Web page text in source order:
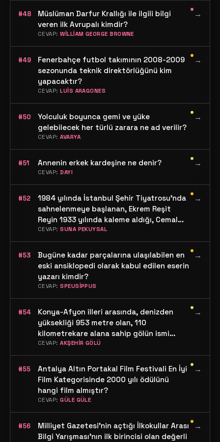
#48
Müslüman Darfur Krallığı ile ilgili bilgi
veren ilk Avrupalı kimdir?
CEVAP:WİLLİAM GEORGE BROWNE
•→
#49
Fenerbahçe futbol takımının 2008-2009
sezonunda teknik direktörlüğünü kim
yapacaktır?
CEVAP:LUİS ARAGONES
•→
#50
Yolculuk boyunca gemi ve yüke
gelebilecek her türlü zarara ne ad verilir?
CEVAP:AVARYA
•→
#51 Annenin erkek kardeşine ne denir?
CEVAP:DAYI
•→
#52
1984 yılında İstanbul Şehir Tiyatrosu'nda
sahnelenmeye başlanan, Ekrem Reşit
Reyin 1933 yılında kaleme aldığı, Cemal
Reşit Reyin bestelerini yaptığı ve Haldun
Dormenin sahneye Koyduğu "Lüküs
Hayat" operetindeki rolünü Zihni Göktay
ile birlikte 14 yıl süreyle aralıksız oynayan
24 Ekim 1933 doğumlu değerli
sanatçımızın bilinen adı nedir?
CEVAP:SUNA PEKUYSAL
•→
#53
Bugüne kadar parçalarına ulaşılabilen en
eski ansiklopedi olarak kabul edilen eserin
yazarı kimdir?
CEVAP:SPEUSİPPUS
•→
#54
Konya-Afyon illeri arasında, denizden
yüksekliği 953 metre olan, 110
kilometrekare alana sahip gölün ismi
nedir?
CEVAP:AKŞEHİR GÖLÜ
•→
#55
Antalya Altın Portakal Film Festivali En İyi
Film Kategorisinde 2000 yılı ödülünü
hangi film almıştır?
CEVAP:GÜLE GÜLE
•→
#56
Milliyet Gazetesi'nin açtığı İlkokullar Arası
Bilgi Yarışması'nın ilk birincisi olan değerli
•→